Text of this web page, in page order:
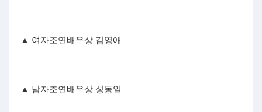
▲ 여자조연배우상 김영애
▲ 남자조연배우상 성동일